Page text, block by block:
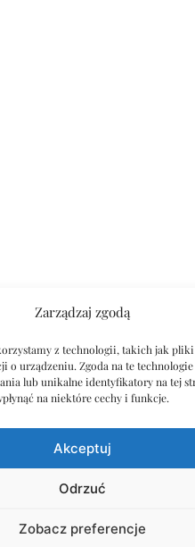
Zarządzaj zgodą
z technologii, takich jak
urządzeniu. Zgoda na te
lub unikalne identyfikatory na tej
na niektóre cechy i funkcje.
Akceptuj
Odrzuć
Zobacz preferencje